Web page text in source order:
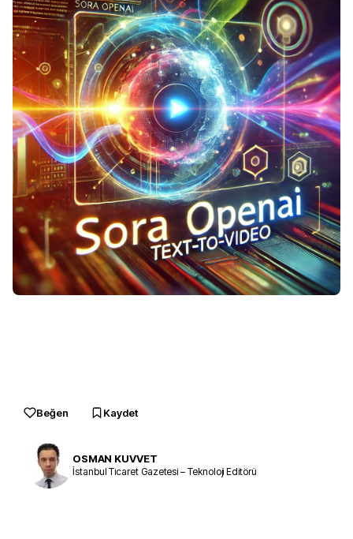
Beğen Kaydet
OSMAN KUVVET
İstanbul Ticaret Gazetesi – Teknoloji Editörü